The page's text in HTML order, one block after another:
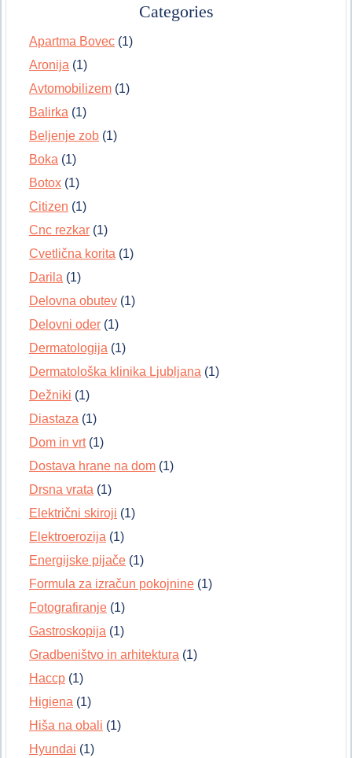
Categories
Apartma Bovec (1)
Aronija (1)
Avtomobilizem (1)
Balirka (1)
Beljenje zob (1)
Boka (1)
Botox (1)
Citizen (1)
Cnc rezkar (1)
Cvetlična korita (1)
Darila (1)
Delovna obutev (1)
Delovni oder (1)
Dermatologija (1)
Dermatološka klinika Ljubljana (1)
Dežniki (1)
Diastaza (1)
Dom in vrt(1)
Dostava hrane na dom (1)
Drsna vrata (1)
Električni skiroji (1)
Elektroerozija (1)
Energijske pijače (1)
Formula za izračun pokojnine (1)
Fotografiranje (1)
Gastroskopija (1)
Gradbeništvo in arhitektura (1)
Haccp (1)
Higiena (1)
Hiša na obali (1)
Hyundai (1)